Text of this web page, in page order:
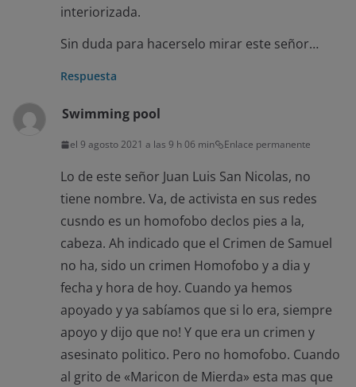
interiorizada.
Sin duda para hacerselo mirar este señor…
Respuesta
Swimming pool
el 9 agosto 2021 a las 9 h 06 min Enlace permanente
Lo de este señor Juan Luis San Nicolas, no
tiene nombre. Va, de activista en sus redes
cusndo es un homofobo declos pies a la,
cabeza. Ah indicado que el Crimen de Samuel
no ha, sido un crimen Homofobo y a dia y
fecha y hora de hoy. Cuando ya hemos
apoyado y ya sabíamos que si lo era, siempre
apoyo y dijo que no! Y que era un crimen y
asesinato politico. Pero no homofobo. Cuando
al grito de «Maricon de Mierda» esta mas que